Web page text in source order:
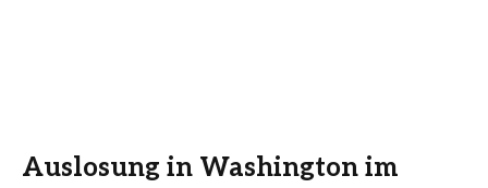
Auslosung in Washington im